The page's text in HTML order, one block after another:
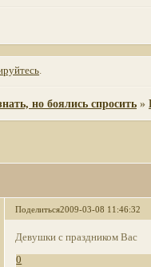
.
но боялись спросить »
Поделиться2009-03-08 11:46:32
Девушки с праздником Вас
0